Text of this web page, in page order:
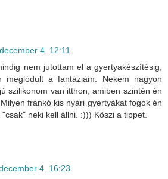
4. 12:11
nem jutottam el a gyertyakészítésig,
meglódult a fantáziám. Nekem nagyon
szilikonom van itthon, amiben szintén én
frankó kis nyári gyertyákat fogok én
neki kell állni. :))) Köszi a tippet.
4. 16:23